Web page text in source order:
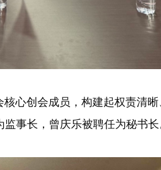
创会成员，构建起权责清
事长，曾庆乐被聘任为秘书长